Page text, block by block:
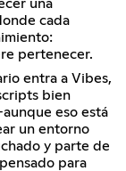
una
cada
pertenecer.
entra a Vibes,
bien
eso está
un entorno
y parte de
para